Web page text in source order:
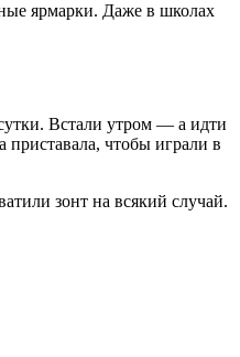
ярмарки. Даже в школах
Встали утром — а идти
приставала, чтобы играли в
зонт на всякий случай.